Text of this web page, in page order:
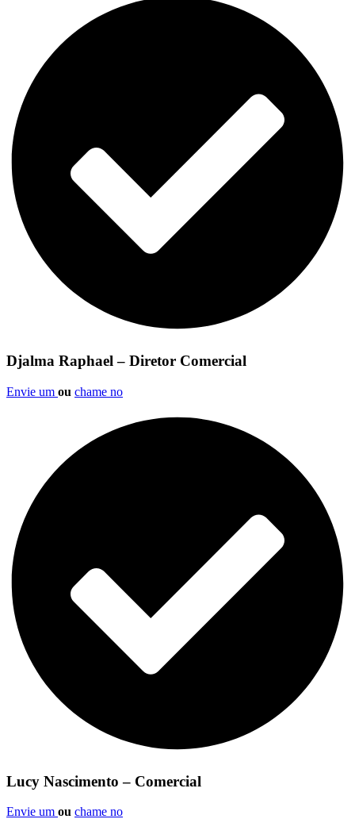
Djalma Raphael – Diretor Comercial
Envie um ou chame no
Lucy Nascimento – Comercial
Envie um ou chame no